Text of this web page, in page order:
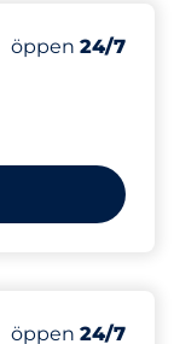
Antal
Totalt antal
Fredag
öppen 24/7
Antal
Totalt antal
Fredag
öppen 24/7